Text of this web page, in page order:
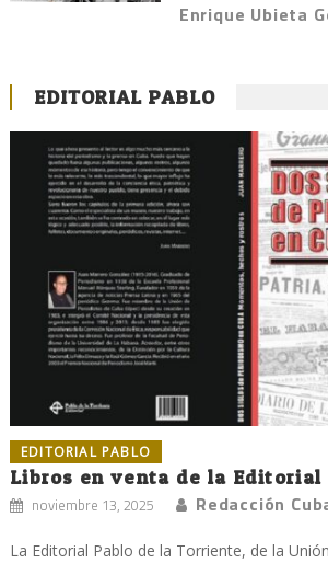
Enrique Ubieta
EDITORIAL PABLO
EDITORIAL PABLO
Libros en venta de la Editorial
noviembre 13, 2025 Redacción
La Editorial Pablo de la Torriente, de la